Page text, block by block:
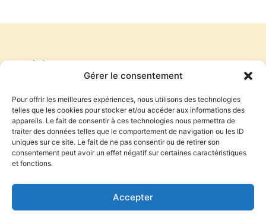
Gérer le consentement
Pour offrir les meilleures expériences, nous utilisons des technologies
telles que les cookies pour stocker et/ou accéder aux informations des
appareils. Le fait de consentir à ces technologies nous permettra de
traiter des données telles que le comportement de navigation ou les ID
uniques sur ce site. Le fait de ne pas consentir ou de retirer son
consentement peut avoir un effet négatif sur certaines caractéristiques
et fonctions.
Accepter
DÉFENSE DE SAINT DAMIEN
S'inscrire à la newsletter